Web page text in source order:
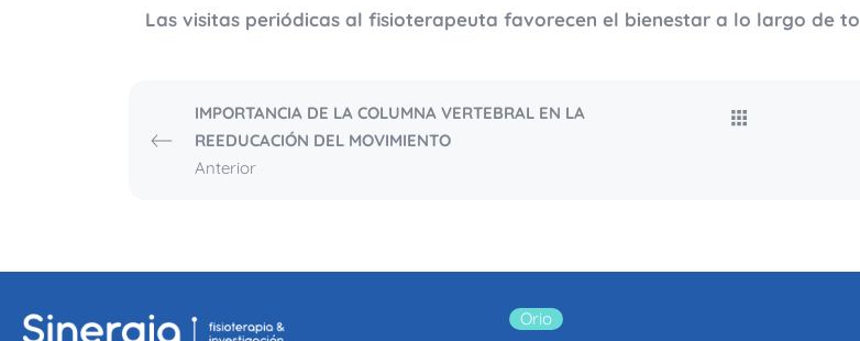
Las visitas periódicas al fisioterapeuta favorecen el bienestar a lo largo de
IMPORTANCIA DE LA COLUMNA VERTEBRAL EN LA
REEDUCACIÓN DEL MOVIMIENTO
Anterior
Orio